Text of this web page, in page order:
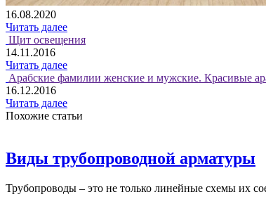
16.08.2020
Читать далее
Щит освещения
14.11.2016
Читать далее
Арабские фамилии женские и мужские. Красивые
16.12.2016
Читать далее
Похожие статьи
Виды трубопроводной арматуры
Трубопроводы – это не только линейные схемы их